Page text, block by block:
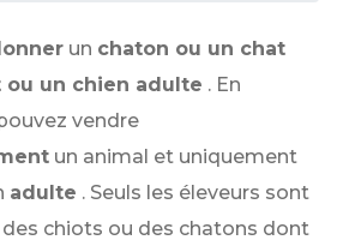
un chaton ou un chat
ou un chien adulte . En
vendre
un animal et uniquement
adulte . Seuls les éleveurs sont
chiots ou des chatons dont